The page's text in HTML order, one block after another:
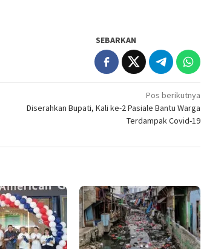
SEBARKAN
Pos berikutnya
Diserahkan Bupati, Kali ke-2 Pasiale Bantu Warga
Terdampak Covid-19